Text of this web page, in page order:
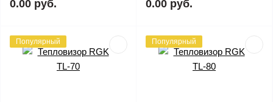
0.00 руб. 0.00 руб.
Популярный Популярный